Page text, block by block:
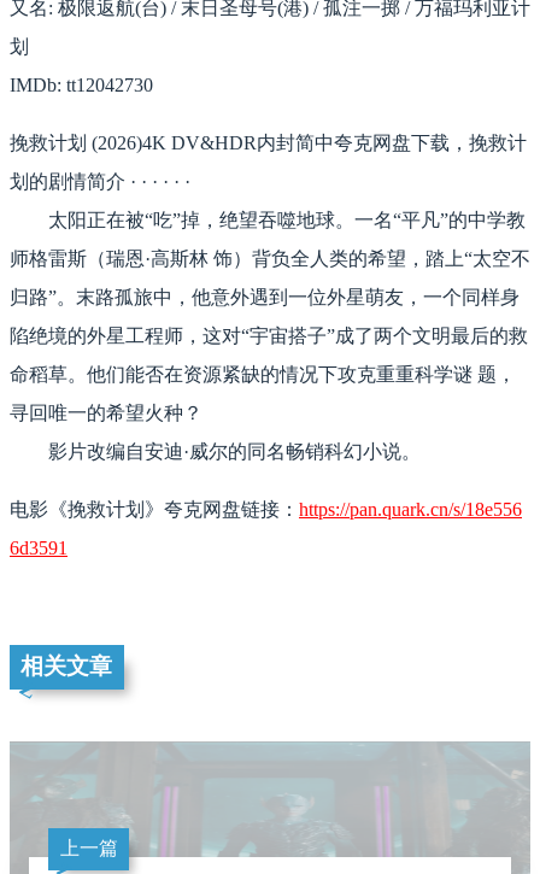
又名: 极限返航(台) / 末日圣母号(港) / 孤注一掷 / 万福玛利亚计
划
IMDb: tt12042730
挽救计划 (2026)4K DV&HDR内封简中夸克网盘下载，挽救计
划的剧情简介 · · · · · ·
太阳正在被“吃”掉，绝望吞噬地球。一名“平凡”的中学教
师格雷斯（瑞恩·高斯林 饰）背负全人类的希望，踏上“太空不
归路”。末路孤旅中，他意外遇到一位外星萌友，一个同样身
陷绝境的外星工程师，这对“宇宙搭子”成了两个文明最后的救
命稻草。他们能否在资源紧缺的情况下攻克重重科学谜 题，
寻回唯一的希望火种？
影片改编自安迪·威尔的同名畅销科幻小说。
电影《挽救计划》夸克网盘链接： https://pan.quark.cn/s/18e556
6d3591
相关文章
上一篇